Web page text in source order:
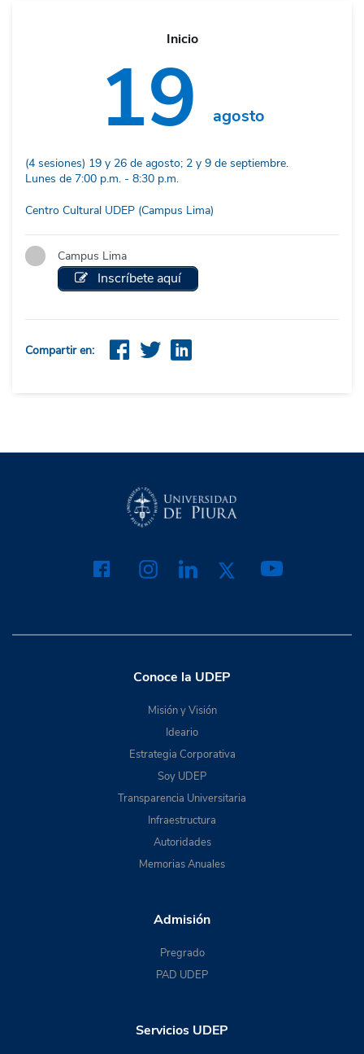
Inicio
19 agosto
(4 sesiones) 19 y 26 de agosto; 2 y 9 de septiembre.
Lunes de 7:00 p.m. - 8:30 p.m.
Centro Cultural UDEP (Campus Lima)
Campus Lima
Inscríbete aquí
Compartir en:
Conoce la UDEP
Misión y Visión
Ideario
Estrategia Corporativa
Soy UDEP
Transparencia Universitaria
Infraestructura
Autoridades
Memorias Anuales
Admisión
Pregrado
PAD UDEP
Servicios UDEP